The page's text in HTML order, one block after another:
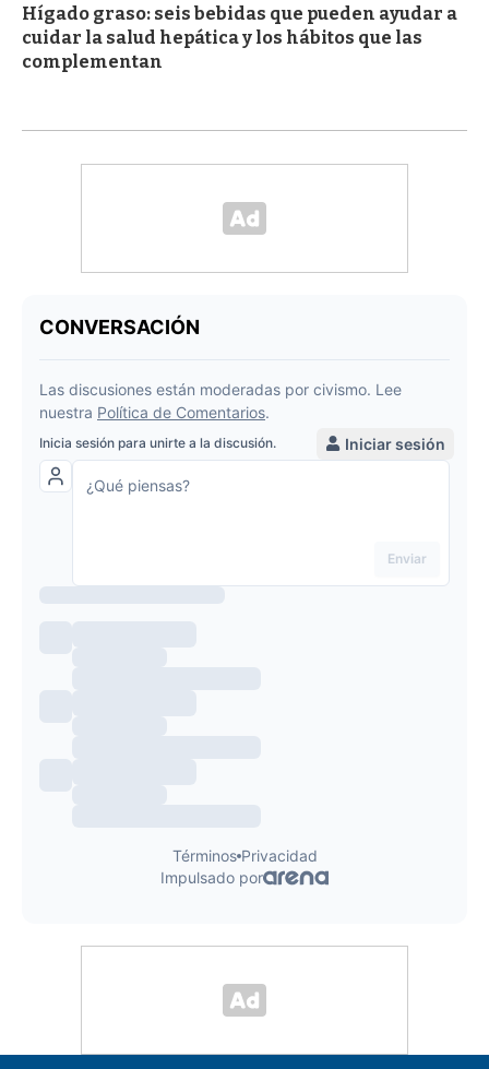
Hígado graso: seis bebidas que pueden ayudar a
cuidar la salud hepática y los hábitos que las
complementan